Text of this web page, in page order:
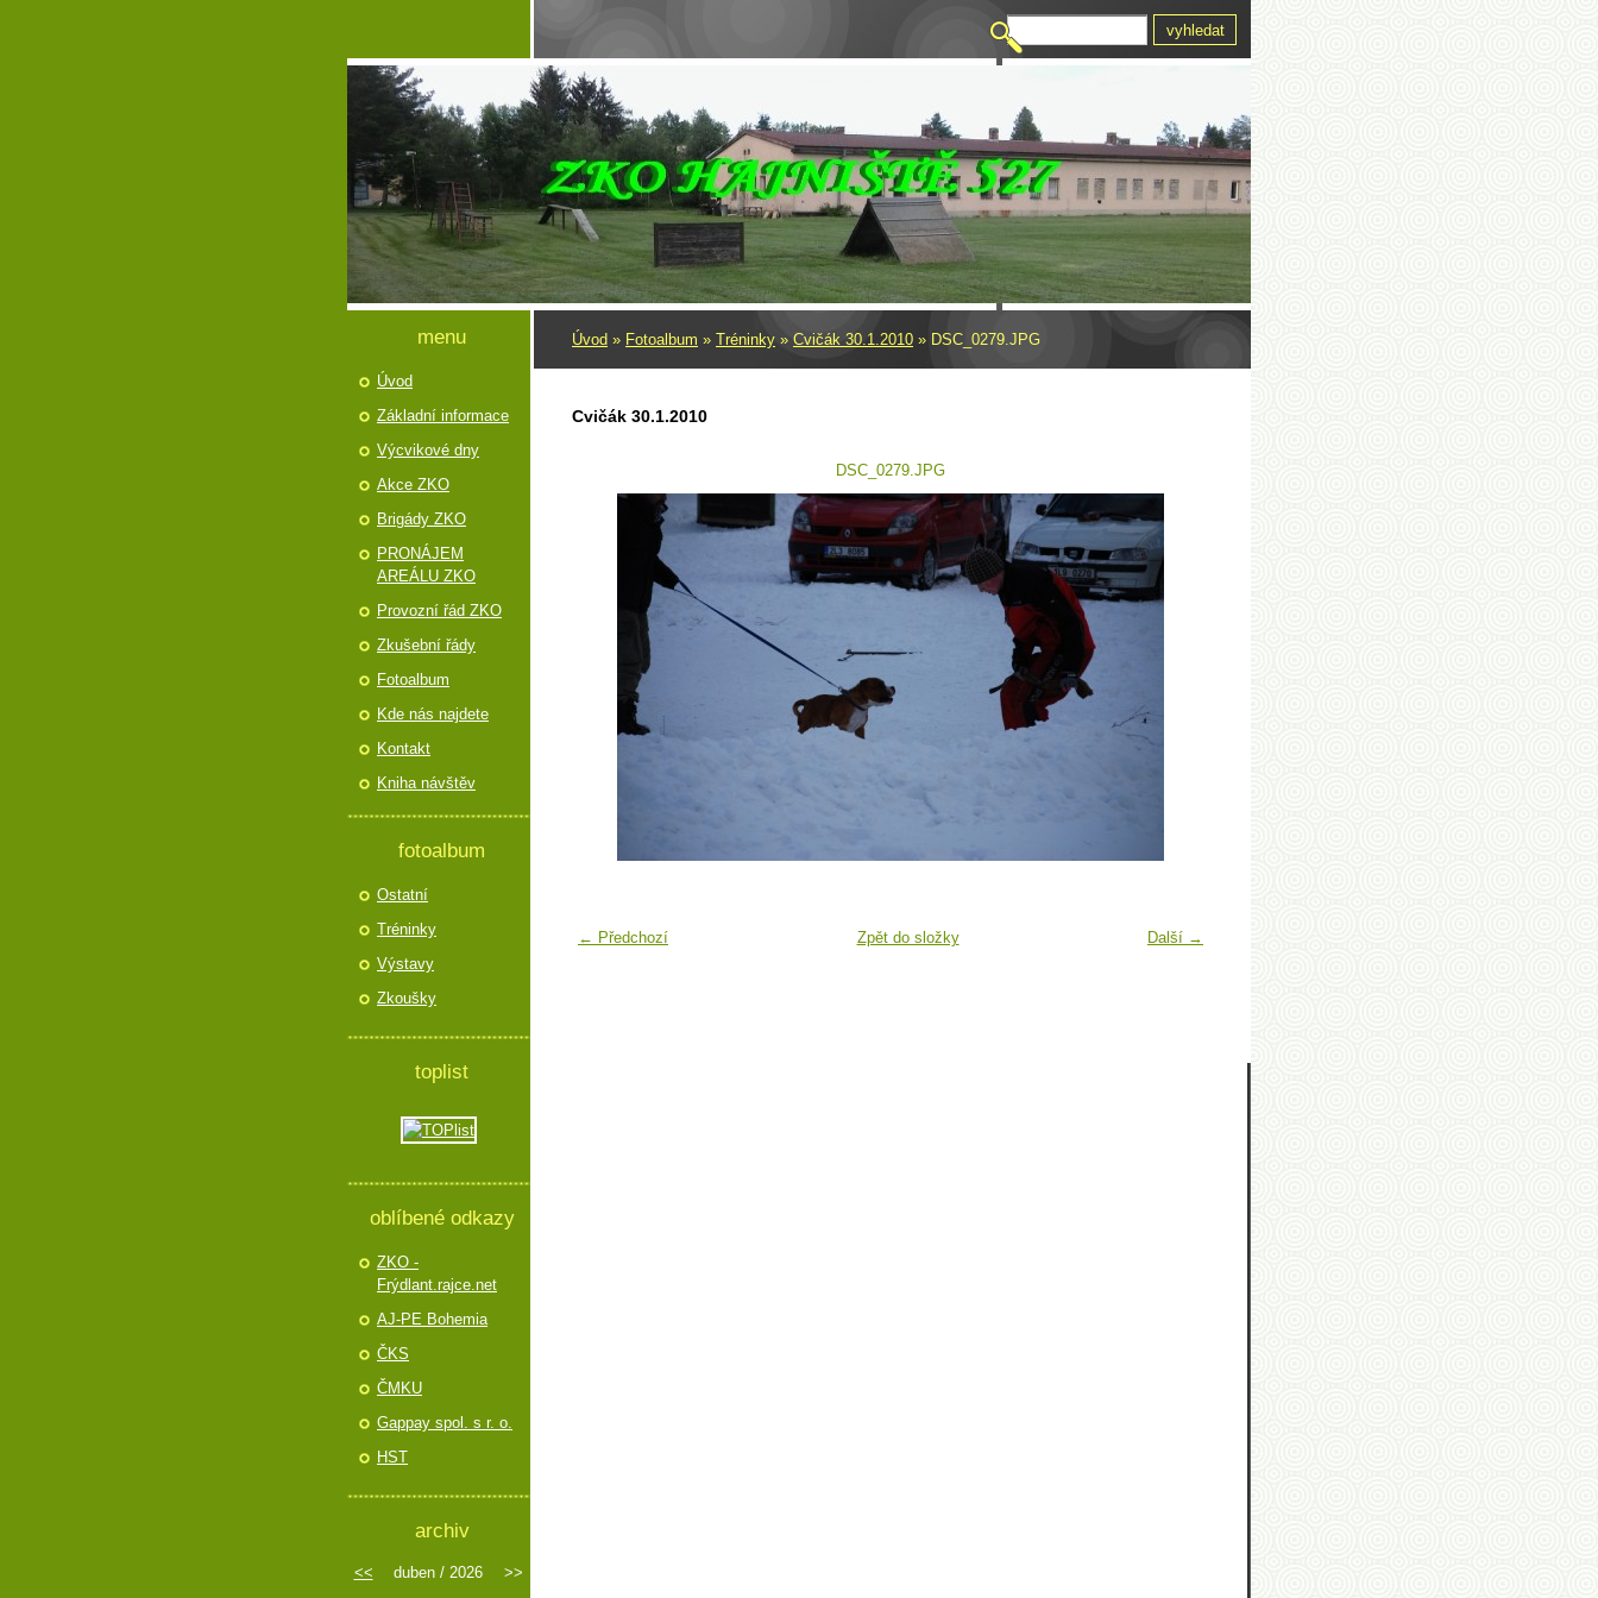
Úvod » Fotoalbum » Tréninky » Cvičák 30.1.2010 » DSC_0279.JPG
Cvičák 30.1.2010
DSC_0279.JPG
← Předchozí Další →
Zpět do složky
menu
Úvod
Základní informace
Výcvikové dny
Akce ZKO
Brigády ZKO
PRONÁJEM
AREÁLU ZKO
Provozní řád ZKO
Zkušební řády
Fotoalbum
Kde nás najdete
Kontakt
Kniha návštěv
fotoalbum
Ostatní
Tréninky
Výstavy
Zkoušky
toplist
oblíbené odkazy
ZKO -
Frýdlant.rajce.net
AJ-PE Bohemia
ČKS
ČMKU
Gappay spol. s r. o.
HST
archiv
<< duben / 2026 >>